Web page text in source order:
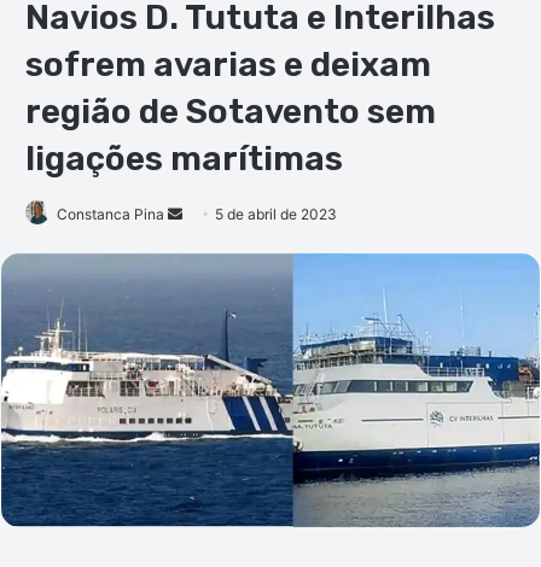
Navios D. Tututa e Interilhas
sofrem avarias e deixam
região de Sotavento sem
ligações marítimas
Constanca Pina
Mande5 de abril de 2023